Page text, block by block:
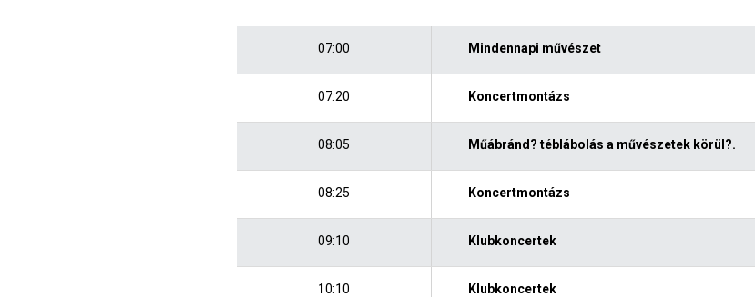
07:00 Mindennapi művészet
07:20 Koncertmontázs
08:05 Műábránd? téblábolás a művészetek körül?.
08:25 Koncertmontázs
09:10 Klubkoncertek
10:10 Klubkoncertek